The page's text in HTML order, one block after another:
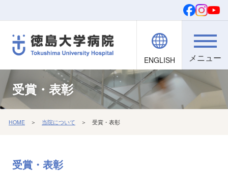
ご寄付
ENGLISH 検索
院内職員向け
文字・背景
受賞・表彰
HOME ＞ 当院について ＞ 受賞・表彰
受賞・表彰